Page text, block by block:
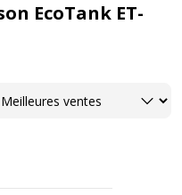
EcoTank ET-